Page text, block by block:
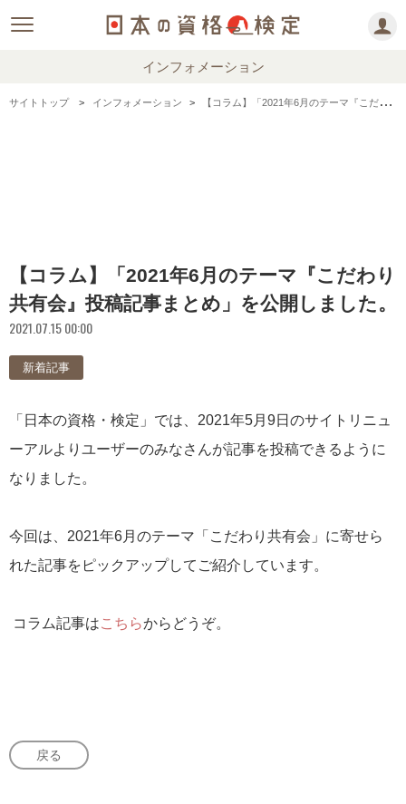
インフォメーション
サイトトップ インフォメーション 【コラム】「2021年6月のテーマ『こだわり共有会』投稿記事まとめ」を公開しました。
【コラム】「2021年6月のテーマ『こだわり
共有会』投稿記事まとめ」を公開しました。
2021.07.15 00:00
新着記事
「日本の資格・検定」では、2021年5月9日のサイトリニュ
ーアルよりユーザーのみなさんが記事を投稿できるように
なりました。
今回は、2021年6月のテーマ「こだわり共有会」に寄せら
れた記事をピックアップしてご紹介しています。
コラム記事はこちらからどうぞ。
戻る